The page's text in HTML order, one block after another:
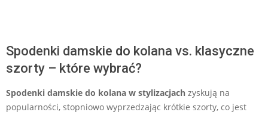
Spodenki damskie do kolana vs. klasyczne
szorty – które wybrać?
Spodenki damskie do kolana w stylizacjach zyskują na
popularności, stopniowo wyprzedzając krótkie szorty, co jest